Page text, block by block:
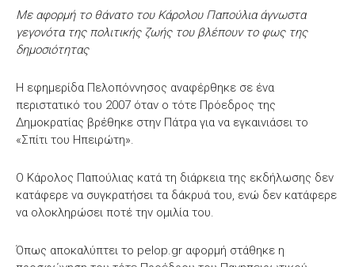
Με αφορμή το θάνατο του Κάρολου Παπούλια άγνωστα
γεγονότα της πολιτικής ζωής του βλέπουν το φως της
δημοσιότητας
Η εφημερίδα Πελοπόννησος αναφέρθηκε σε ένα
περιστατικό του 2007 όταν ο τότε Πρόεδρος της
Δημοκρατίας βρέθηκε στην Πάτρα για να εγκαινιάσει το
«Σπίτι του Ηπειρώτη».
Ο Κάρολος Παπούλιας κατά τη διάρκεια της εκδήλωσης δεν
κατάφερε να συγκρατήσει τα δάκρυά του, ενώ δεν κατάφερε
να ολοκληρώσει ποτέ την ομιλία του.
Όπως αποκαλύπτει το pelop.gr αφορμή στάθηκε η